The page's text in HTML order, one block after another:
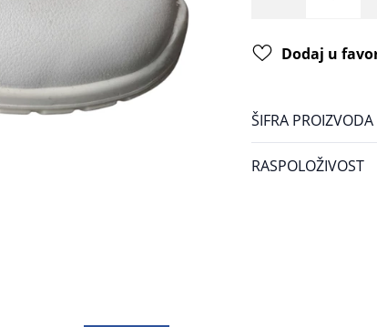
Dodaj u
ŠIFRA PROIZVODA
RASPOLOŽIVOST